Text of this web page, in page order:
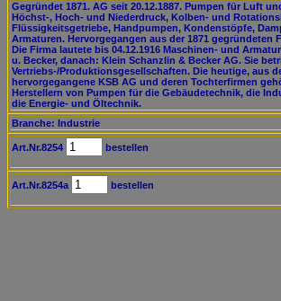
Gegründet 1871. AG seit 20.12.1887. Pumpen für Luft
Höchst-, Hoch- und Niederdruck, Kolben- und
Flüssigkeitsgetriebe, Handpumpen, Kondenstöpfe,
Armaturen. Hervorgegangen aus der 1871 gegründeten
Die Firma lautete bis 04.12.1916 Maschinen- und
u. Becker, danach: Klein Schanzlin & Becker AG. Sie
Vertriebs-/Produktionsgesellschaften. Die heutige, aus
hervorgegangene KSB AG und deren Tochterfirmen
Herstellern von Pumpen für die Gebäudetechnik, die
die Energie- und Öltechnik.
Branche: Industrie
Art.Nr.8254 bestellen
Art.Nr.8254a bestellen